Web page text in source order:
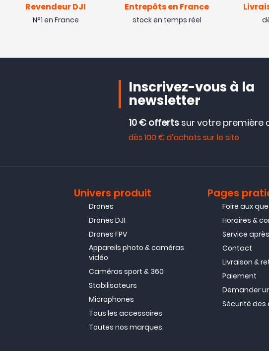
Revendeur DJI
N°1 en France
Entrepôts en France
stock en temps réel
Inscrivez-vous à la
newsletter
10 € offerts sur votre première
dès 100 € d’achats sur le site
Univers produit
Drones
Drones DJI
Drones FPV
Appareils photo & caméras
vidéo
Caméras sport & 360
Stabilisateurs
Microphones
Tous les accessoires
Toutes nos marques
Pages
Foire aux
Horaires &
Service
Contact
Livraison &
Paiement
Demander
Sécurité des